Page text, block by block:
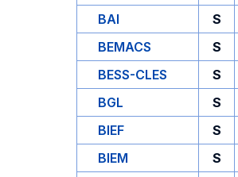
BAI
S
BEMACS
S
BESS-CLES
S
BGL
S
BIEF
S
BIEM
S